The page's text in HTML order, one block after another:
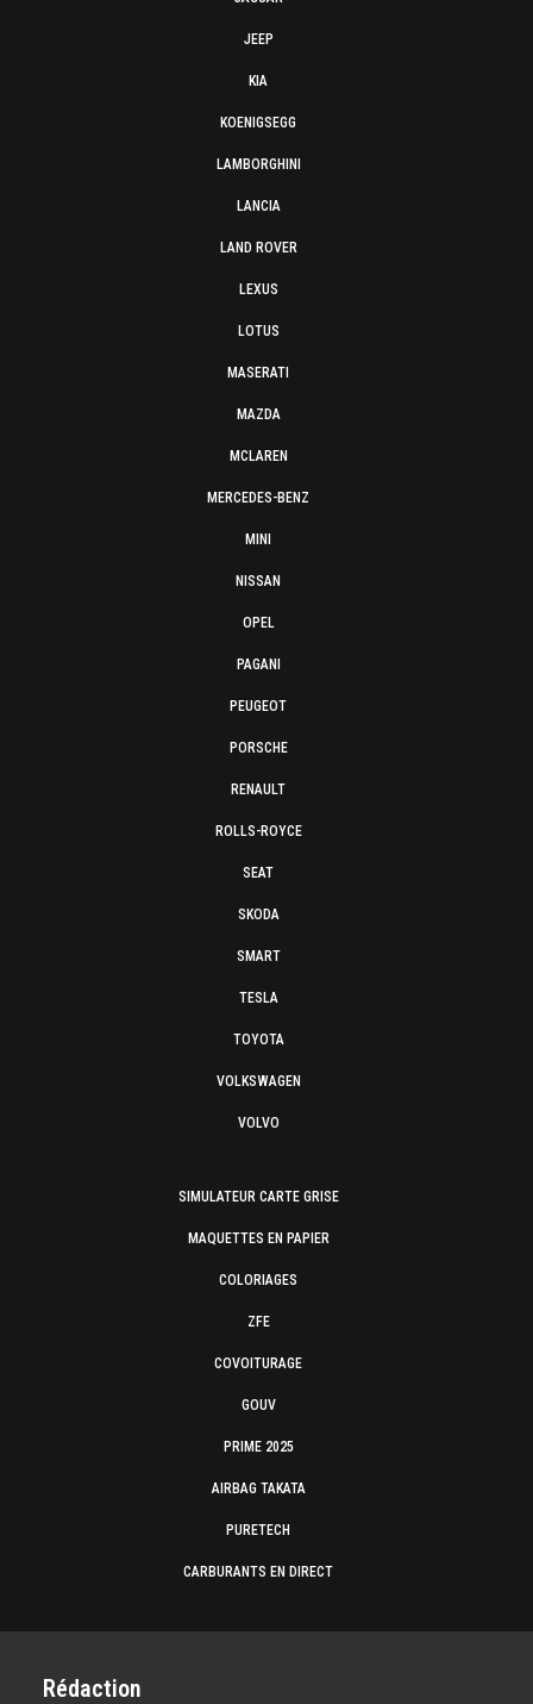
JEEP
KIA
KOENIGSEGG
LAMBORGHINI
LANCIA
LAND ROVER
LEXUS
LOTUS
MASERATI
MAZDA
MCLAREN
MERCEDES-BENZ
MINI
NISSAN
OPEL
PAGANI
PEUGEOT
PORSCHE
RENAULT
ROLLS-ROYCE
SEAT
SKODA
SMART
TESLA
TOYOTA
VOLKSWAGEN
VOLVO
SIMULATEUR CARTE GRISE
MAQUETTES EN PAPIER
COLORIAGES
ZFE
COVOITURAGE
GOUV
PRIME 2025
AIRBAG TAKATA
PURETECH
CARBURANTS EN DIRECT
Rédaction